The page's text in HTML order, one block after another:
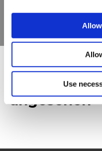
Use
Andere
angesehen